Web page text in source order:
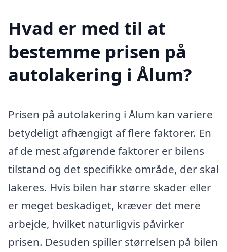
Hvad er med til at
bestemme prisen på
autolakering i Ålum?
Prisen på autolakering i Ålum kan variere
betydeligt afhængigt af flere faktorer. En
af de mest afgørende faktorer er bilens
tilstand og det specifikke område, der skal
lakeres. Hvis bilen har større skader eller
er meget beskadiget, kræver det mere
arbejde, hvilket naturligvis påvirker
prisen. Desuden spiller størrelsen på bilen